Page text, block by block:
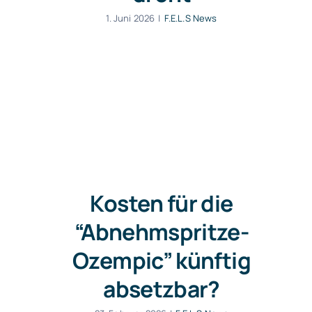
1. Juni 2026 | F.E.L.S News
Kosten für die
“Abnehmspritze-
Ozempic” künftig
absetzbar?